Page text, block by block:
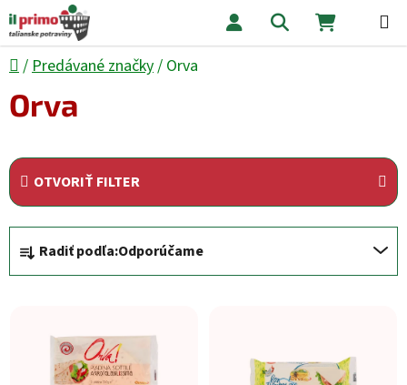
Prejsť na obsah Hľadať
Domov
/ Predávané značky/ Orva
Orva
OTVORIŤ FILTER
Radenie produktov
Radiť podľa:Odporúčame